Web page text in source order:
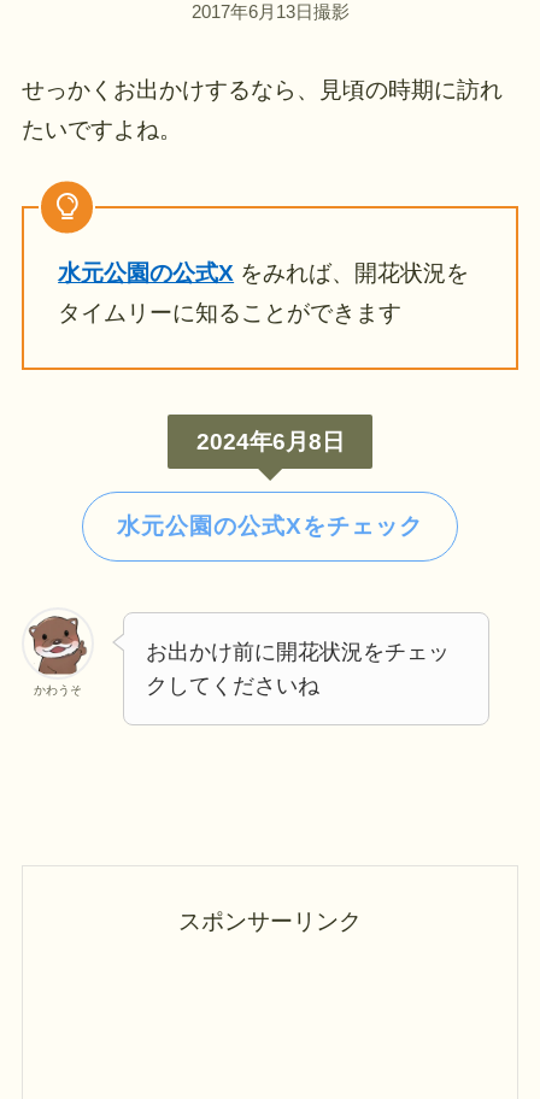
2017年6月13日撮影
せっかくお出かけするなら、見頃の時期に訪れ
たいですよね。
水元公園の公式X をみれば、開花状況を
タイムリーに知ることができます
2024年6月8日
水元公園の公式Xをチェック
かわうそ
お出かけ前に開花状況をチェッ
クしてくださいね
スポンサーリンク